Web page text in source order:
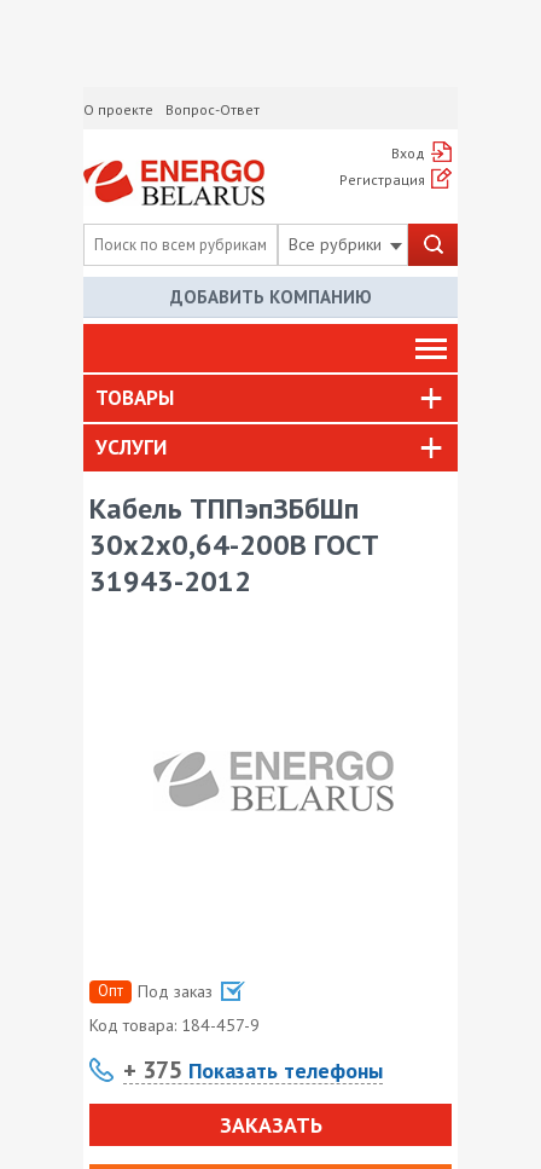
О проекте Вопрос-Ответ
Вход
Регистрация
Все рубрики
ДОБАВИТЬ КОМПАНИЮ
ТОВАРЫ
УСЛУГИ
Кабель ТППэпЗБбШп
30х2х0,64-200В ГОСТ
31943-2012
Опт
Под заказ
Код товара: 184-457-9
+ 375 Показать телефоны
ЗАКАЗАТЬ